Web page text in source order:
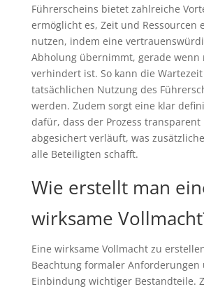
Führerscheins bietet zahlreiche
ermöglicht es, Zeit und Ressourcen
nutzen, indem eine
Abholung übernimmt, gerade wenn
verhindert ist. So kann die
tatsächlichen Nutzung des
werden. Zudem sorgt eine klar
dafür, dass der Prozess
abgesichert verläuft, was
alle Beteiligten schafft.
Wie erstellt man
wirksame
Eine wirksame Vollmacht zu
Beachtung formaler Anforderungen
Einbindung wichtiger Bestandteile.